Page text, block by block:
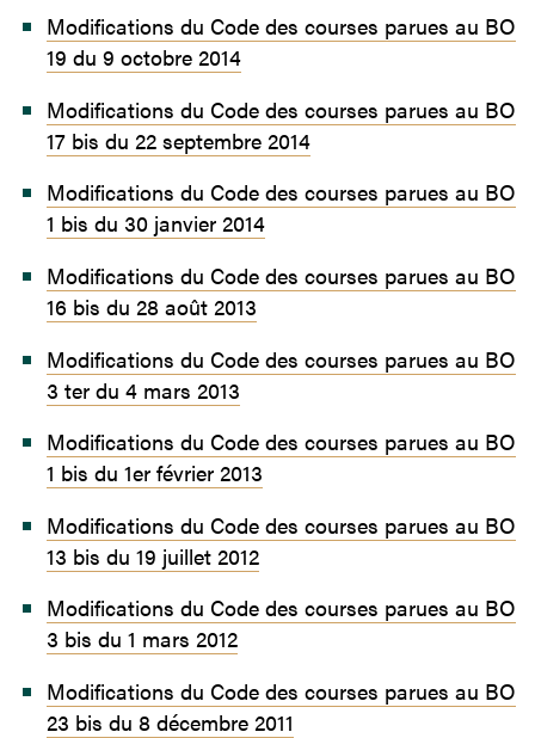
Modifications du Code des courses parues au BO
19 du 9 octobre 2014
Modifications du Code des courses parues au BO
17 bis du 22 septembre 2014
Modifications du Code des courses parues au BO
1 bis du 30 janvier 2014
Modifications du Code des courses parues au BO
16 bis du 28 août 2013
Modifications du Code des courses parues au BO
3 ter du 4 mars 2013
Modifications du Code des courses parues au BO
1 bis du 1er février 2013
Modifications du Code des courses parues au BO
13 bis du 19 juillet 2012
Modifications du Code des courses parues au BO
3 bis du 1 mars 2012
Modifications du Code des courses parues au BO
23 bis du 8 décembre 2011